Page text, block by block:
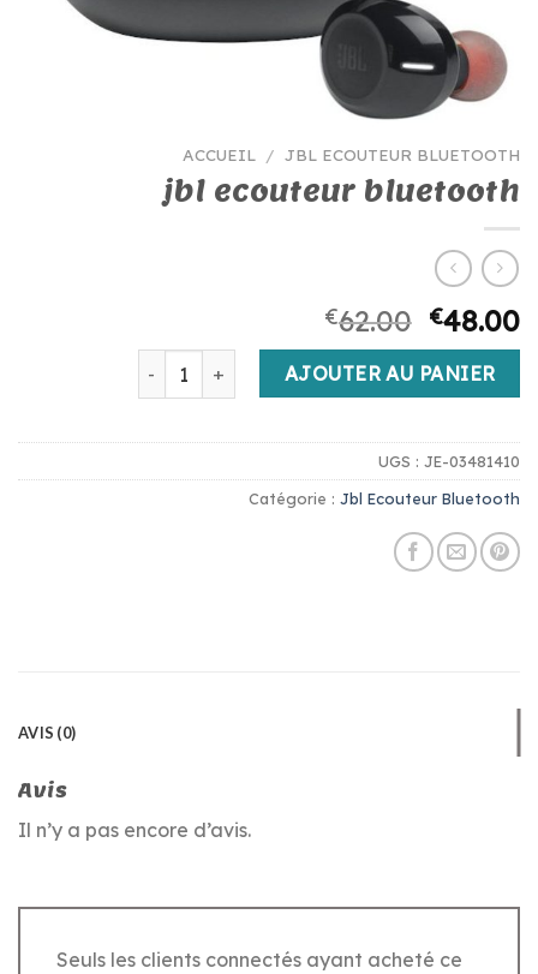
ACCUEIL / JBL ECOUTEUR BLUETOOTH
jbl ecouteur bluetooth
€62.00 €48.00
quantité de jbl ecouteur bluetooth
AJOUTER AU PANIER
UGS : JE-03481410
Catégorie : Jbl Ecouteur Bluetooth
AVIS (0)
Avis
Il n’y a pas encore d’avis.
Seuls les clients connectés ayant acheté ce